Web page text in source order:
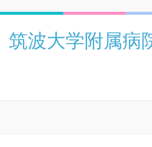
筑波大学附属病